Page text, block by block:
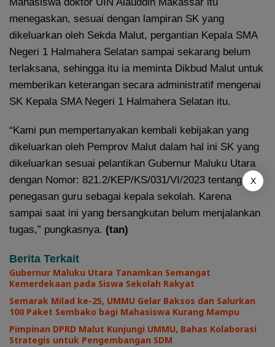
menegaskan, sesuai dengan lampiran SK yang
dikeluarkan oleh Sekda Malut, pergantian Kepala SMA
Negeri 1 Halmahera Selatan sampai sekarang belum
terlaksana, sehingga itu ia meminta Dikbud Malut untuk
memberikan keterangan secara administratif mengenai
SK Kepala SMA Negeri 1 Halmahera Selatan itu.
“Kami pun mempertanyakan kembali kebijakan yang
dikeluarkan oleh Pemprov Malut dalam hal ini SK yang
dikeluarkan sesuai pelantikan Gubernur Maluku Utara
dengan Nomor: 821.2/KEP/KS/031/VI/2023 tentang
penegasan guru sebagai kepala sekolah. Karena
sampai saat ini yang bersangkutan belum menjalankan
tugas,” pungkasnya. (tan)
Berita Terkait
Gubernur Maluku Utara Tanamkan Semangat
Kemerdekaan pada Siswa Sekolah Rakyat
Semarak Milad ke-25, UMMU Gelar Baksos dan Salurkan
100 Paket Sembako bagi Mahasiswa Kurang Mampu
Pimpinan DPRD Malut Kunjungi UMMU, Bahas Kolaborasi
Strategis untuk Pengembangan SDM
X